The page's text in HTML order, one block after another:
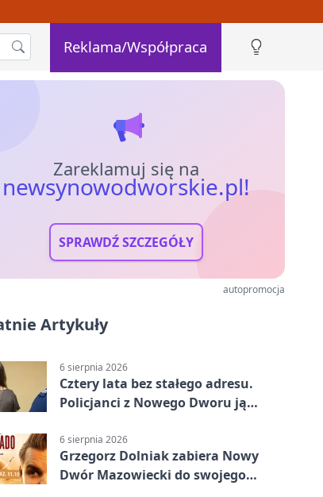
Reklama/Współpraca
Zareklamuj się na
newsynowodworskie.pl!
SPRAWDŹ SZCZEGÓŁY
autopromocja
Artykuły
6 sierpnia 2026
Cztery lata bez stałego adresu.
Policjanci z Nowego Dworu ją
6 sierpnia 2026
Grzegorz Dolniak zabiera Nowy
Dwór Mazowiecki do swojego